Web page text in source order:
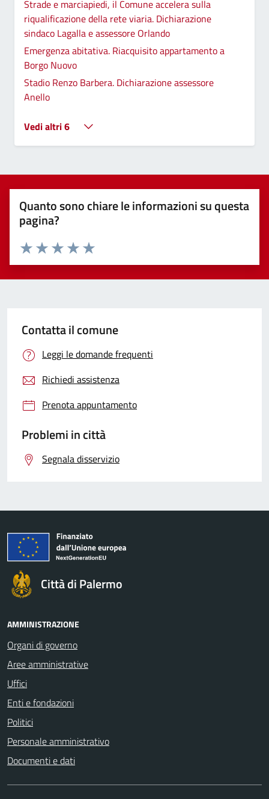
Strade e marciapiedi, il Comune accelera sulla
riqualificazione della rete viaria. Dichiarazione
sindaco Lagalla e assessore Orlando
Emergenza abitativa. Riacquisito appartamento a
Borgo Nuovo
Stadio Renzo Barbera. Dichiarazione assessore
Anello
Vedi altri 6
Quanto sono chiare le informazioni su questa
pagina?
Valuta 5 stelle su 5
Valuta 4 stelle su 5
Valuta 3 stelle su 5
Valuta 2 stelle su 5
Valuta 1 stelle su 5
Contatta il comune
Leggi le domande frequenti
Richiedi assistenza
Prenota appuntamento
Problemi in città
Segnala disservizio
Città di Palermo
AMMINISTRAZIONE
Organi di governo
Aree amministrative
Uffici
Enti e fondazioni
Politici
Personale amministrativo
Documenti e dati